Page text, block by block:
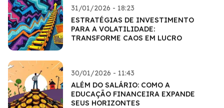
31/01/2026 - 18:23
ESTRATÉGIAS DE INVESTIMENTO
PARA A VOLATILIDADE:
TRANSFORME CAOS EM LUCRO
30/01/2026 - 11:43
ALÉM DO SALÁRIO: COMO A
EDUCAÇÃO FINANCEIRA EXPANDE
SEUS HORIZONTES